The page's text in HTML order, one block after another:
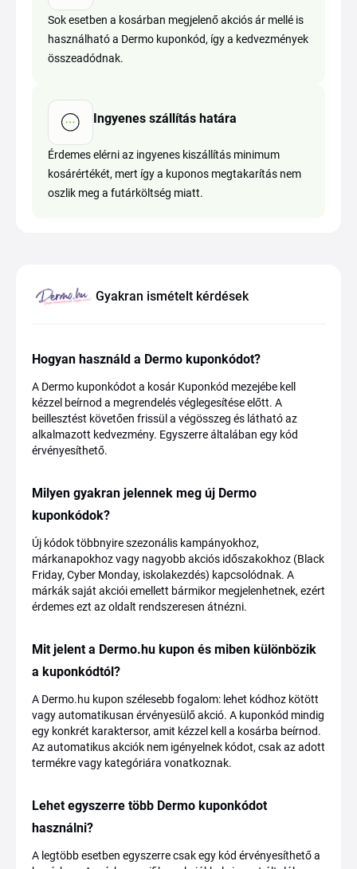
Sok esetben a kosárban megjelenő akciós ár mellé is
használható a Dermo kuponkód, így a kedvezmények
összeadódnak.
Ingyenes szállítás határa
Érdemes elérni az ingyenes kiszállítás minimum
kosárértékét, mert így a kuponos megtakarítás nem
oszlik meg a futárköltség miatt.
Gyakran ismételt kérdések
Hogyan használd a Dermo kuponkódot?
A Dermo kuponkódot a kosár Kuponkód mezejébe kell
kézzel beírnod a megrendelés véglegesítése előtt. A
beillesztést követően frissül a végösszeg és látható az
alkalmazott kedvezmény. Egyszerre általában egy kód
érvényesíthető.
Milyen gyakran jelennek meg új Dermo
kuponkódok?
Új kódok többnyire szezonális kampányokhoz,
márkanapokhoz vagy nagyobb akciós időszakokhoz (Black
Friday, Cyber Monday, iskolakezdés) kapcsolódnak. A
márkák saját akciói emellett bármikor megjelenhetnek, ezért
érdemes ezt az oldalt rendszeresen átnézni.
Mit jelent a Dermo.hu kupon és miben különbözik
a kuponkódtól?
A Dermo.hu kupon szélesebb fogalom: lehet kódhoz kötött
vagy automatikusan érvényesülő akció. A kuponkód mindig
egy konkrét karaktersor, amit kézzel kell a kosárba beírnod.
Az automatikus akciók nem igényelnek kódot, csak az adott
termékre vagy kategóriára vonatkoznak.
Lehet egyszerre több Dermo kuponkódot
használni?
A legtöbb esetben egyszerre csak egy kód érvényesíthető a